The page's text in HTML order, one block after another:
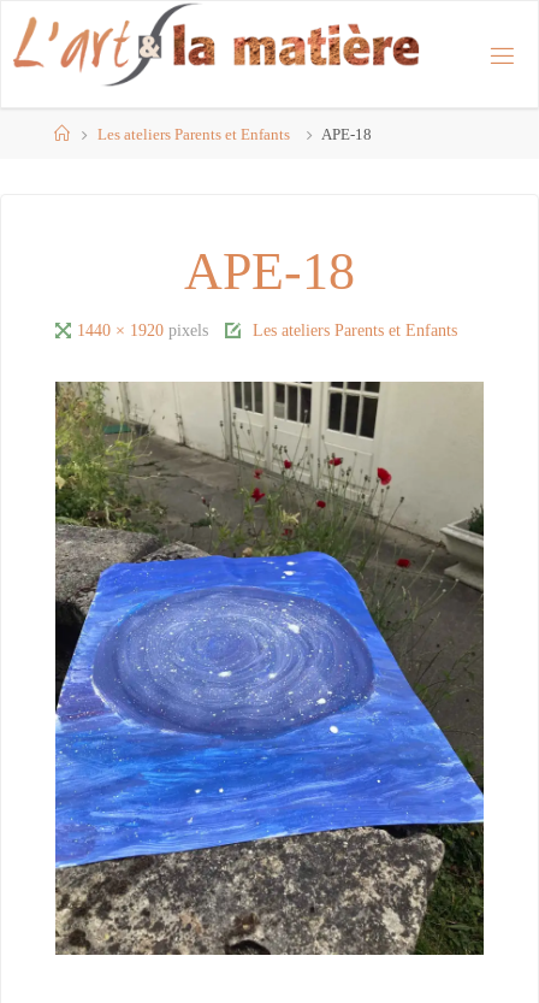
content
HomeLes ateliers Parents et Enfants APE-18
APE-18
Full1440 × 1920 pixels Les ateliers Parents et Enfants